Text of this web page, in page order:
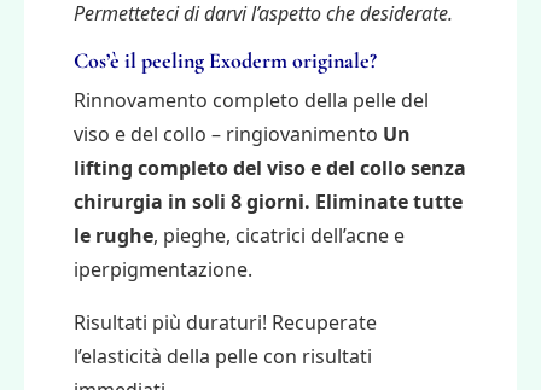
Permetteteci di darvi l’aspetto che desiderate.
Cos’è il peeling Exoderm originale?
Rinnovamento completo della pelle del
viso e del collo – ringiovanimento Un
lifting completo del viso e del collo senza
chirurgia in soli 8 giorni. Eliminate tutte
le rughe, pieghe, cicatrici dell’acne e
iperpigmentazione.
Risultati più duraturi! Recuperate
l’elasticità della pelle con risultati